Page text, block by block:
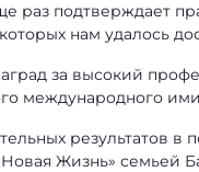
раз подтверждает
нам удалось
за высокий
международного
результатов в
Жизнь» семьей